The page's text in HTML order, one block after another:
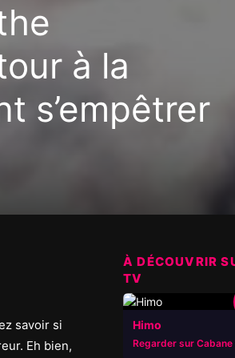
à la
s’empêtrer
savoir si
Eh bien,
À DÉCOUVRIR
TV
Himo
Regarder sur Cabane